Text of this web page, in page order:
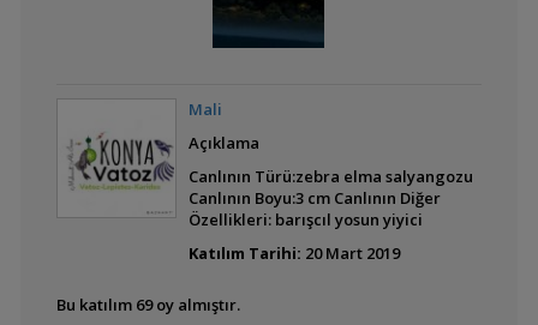
PROTOMELAS
FENESTRATUS STEVENİ
Tiger Endler
Best Model Tropheus
Moori Kasakalawe
Mali
Açıklama
Canlının Türü:zebra elma salyangozu
Canlının Boyu:3 cm Canlının Diğer
Özellikleri: barışcıl yosun yiyici
Katılım Tarihi: 20 Mart 2019
Bu katılım 69 oy almıştır.